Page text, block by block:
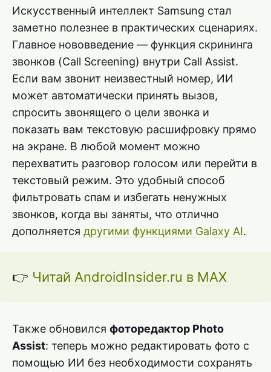
Искусственный интеллект Samsung стал
заметно полезнее в практических сценариях.
Главное нововведение — функция скрининга
звонков (Call Screening) внутри Call Assist.
Если вам звонит неизвестный номер, ИИ
может автоматически принять вызов,
спросить звонящего о цели звонка и
показать вам текстовую расшифровку прямо
на экране. В любой момент можно
перехватить разговор голосом или перейти в
текстовый режим. Это удобный способ
фильтровать спам и избегать ненужных
звонков, когда вы заняты, что отлично
дополняется другими функциями Galaxy AI.
👉 Читай AndroidInsider.ru в MAX
Также обновился фоторедактор Photo
Assist: теперь можно редактировать фото с
помощью ИИ без необходимости сохранять